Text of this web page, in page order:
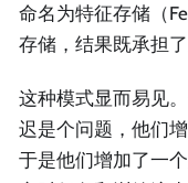
命名为特征存储（
存储，结果既承担
这种模式显而易见
迟是个问题，他们
于是他们增加了一